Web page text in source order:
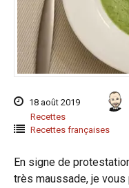
18 août 2019
Recettes
Recettes françaises
En signe de
très maussade, je